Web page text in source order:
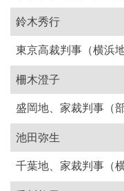
鈴木秀行
東京高裁判事（横浜
柵木澄子
盛岡地、家裁判事（
池田弥生
千葉地、家裁判事（